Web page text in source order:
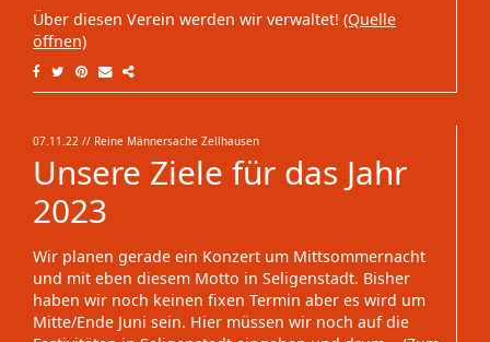
Über diesen Verein werden wir verwaltet! (Quelle
öffnen)
07.11.22 // Reine Männersache Zellhausen
Unsere Ziele für das Jahr
2023
Wir planen gerade ein Konzert um Mittsommernacht
und mit eben diesem Motto in Seligenstadt. Bisher
haben wir noch keinen fixen Termin aber es wird um
Mitte/Ende Juni sein. Hier müssen wir noch auf die